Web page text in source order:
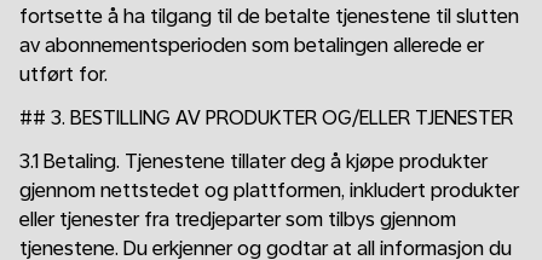
fortsette å ha tilgang til de betalte tjenestene til slutten
av abonnementsperioden som betalingen allerede er
utført for.
## 3. BESTILLING AV PRODUKTER OG/ELLER TJENESTER
3.1 Betaling. Tjenestene tillater deg å kjøpe produkter
gjennom nettstedet og plattformen, inkludert produkter
eller tjenester fra tredjeparter som tilbys gjennom
tjenestene. Du erkjenner og godtar at all informasjon du